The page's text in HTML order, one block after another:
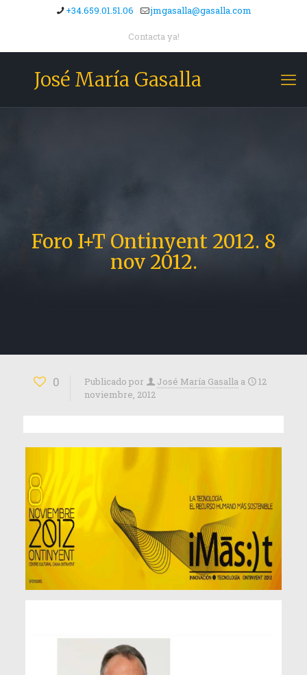
+34.659.01.51.06 jmgasalla@gasalla.com
Contacta ya!
José María Gasalla
Foro I+T Ontinyent 2012. 8
nov 2012.
0 Publicado por José María Gasalla a
12
noviembre, 2012